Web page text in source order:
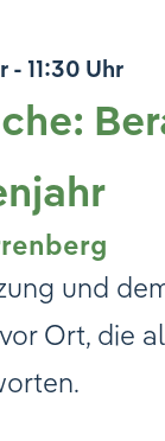
- 11:30 Uhr
und
Ort, die